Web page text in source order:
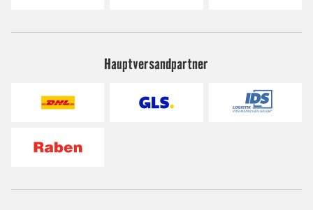
Hauptversandpartner